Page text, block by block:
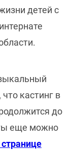
детей с
кастинг в
до
еще можно
странице